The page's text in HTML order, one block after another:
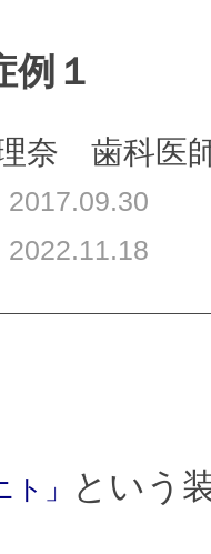
例１
奈 歯科医
2017.09.30
2022.11.18
ト」
という